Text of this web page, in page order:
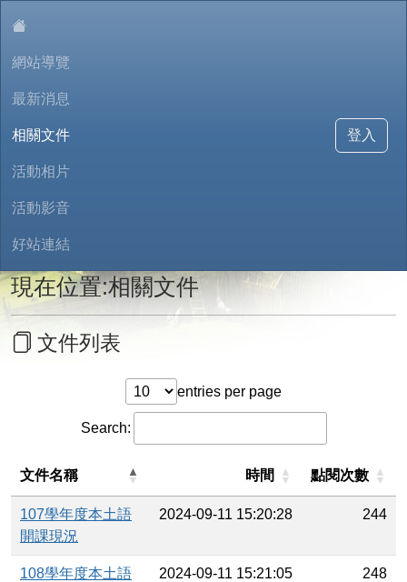
網站導覽
最新消息
相關文件
活動相片
活動影音
好站連結
登入
現在位置:相關文件
文件列表
entries per page
Search:
文件名稱 時間 點閱次數
107學年度本土語
開課現況
2024-09-11 15:20:28 244
108學年度本土語
2024-09-11 15:21:05 248